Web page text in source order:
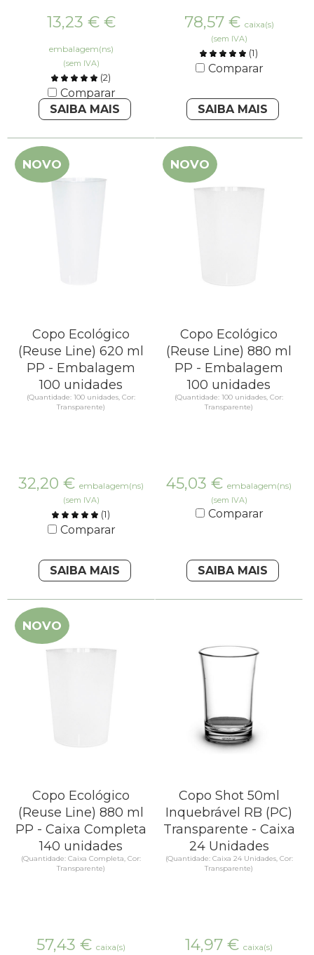
13,23 € €
embalagem(ns)
(sem IVA)
(2)
Comparar
SAIBA MAIS
78,57 € caixa(s)
(sem IVA)
(1)
Comparar
SAIBA MAIS
NOVO
Copo Ecológico
(Reuse Line) 620 ml
PP - Embalagem
100 unidades
(Quantidade: 100 unidades, Cor:
Transparente)
32,20 € embalagem(ns)
(sem IVA)
(1)
Comparar
SAIBA MAIS
NOVO
Copo Ecológico
(Reuse Line) 880 ml
PP - Embalagem
100 unidades
(Quantidade: 100 unidades, Cor:
Transparente)
45,03 € embalagem(ns)
(sem IVA)
Comparar
SAIBA MAIS
NOVO
Copo Ecológico
(Reuse Line) 880 ml
PP - Caixa Completa
140 unidades
(Quantidade: Caixa Completa, Cor:
Transparente)
57,43 € caixa(s)
Copo Shot 50ml
Inquebrável RB (PC)
Transparente - Caixa
24 Unidades
(Quantidade: Caixa 24 Unidades, Cor:
Transparente)
14,97 € caixa(s)